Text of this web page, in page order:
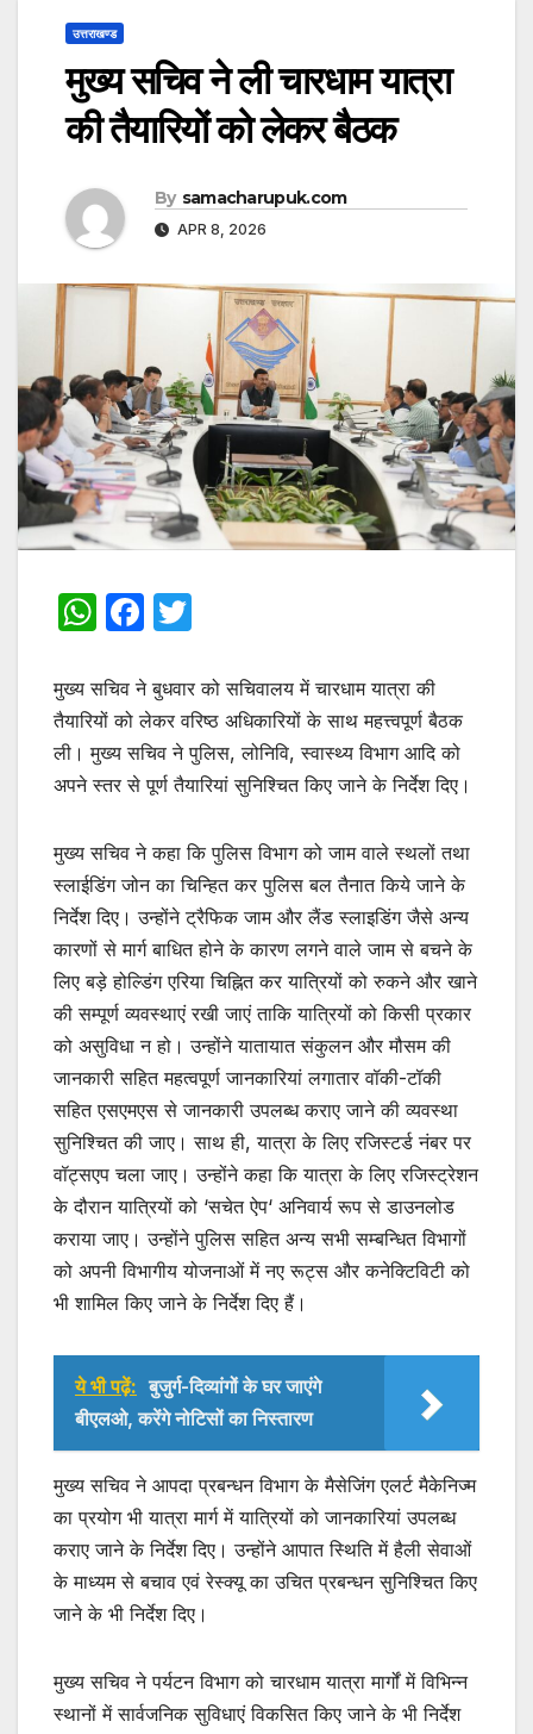
उत्तराखण्ड
मुख्य सचिव ने ली चारधाम यात्रा
की तैयारियों को लेकर बैठक
By samacharupuk.com
APR 8, 2026
W
at
s
A
p
p
F
c
e
b
o
o
k
itt
er
मुख्य सचिव ने बुधवार को सचिवालय में चारधाम यात्रा की
तैयारियों को लेकर वरिष्ठ अधिकारियों के साथ महत्त्वपूर्ण बैठक
ली। मुख्य सचिव ने पुलिस, लोनिवि, स्वास्थ्य विभाग आदि को
अपने स्तर से पूर्ण तैयारियां सुनिश्चित किए जाने के निर्देश दिए।
मुख्य सचिव ने कहा कि पुलिस विभाग को जाम वाले स्थलों तथा
स्लाईडिंग जोन का चिन्हित कर पुलिस बल तैनात किये जाने के
निर्देश दिए। उन्होंने ट्रैफिक जाम और लैंड स्लाइडिंग जैसे अन्य
कारणों से मार्ग बाधित होने के कारण लगने वाले जाम से बचने के
लिए बड़े होल्डिंग एरिया चिह्नित कर यात्रियों को रुकने और खाने
की सम्पूर्ण व्यवस्थाएं रखी जाएं ताकि यात्रियों को किसी प्रकार
को असुविधा न हो। उन्होंने यातायात संकुलन और मौसम की
जानकारी सहित महत्वपूर्ण जानकारियां लगातार वॉकी-टॉकी
सहित एसएमएस से जानकारी उपलब्ध कराए जाने की व्यवस्था
सुनिश्चित की जाए। साथ ही, यात्रा के लिए रजिस्टर्ड नंबर पर
वॉट्सएप चला जाए। उन्होंने कहा कि यात्रा के लिए रजिस्ट्रेशन
के दौरान यात्रियों को ‘सचेत ऐप‘ अनिवार्य रूप से डाउनलोड
कराया जाए। उन्होंने पुलिस सहित अन्य सभी सम्बन्धित विभागों
को अपनी विभागीय योजनाओं में नए रूट्स और कनेक्टिविटी को
भी शामिल किए जाने के निर्देश दिए हैं।
ये भी पढ़ें: बुजुर्ग-दिव्यांगों के घर जाएंगे
बीएलओ, करेंगे नोटिसों का निस्तारण
मुख्य सचिव ने आपदा प्रबन्धन विभाग के मैसेजिंग एलर्ट मैकेनिज्म
का प्रयोग भी यात्रा मार्ग में यात्रियों को जानकारियां उपलब्ध
कराए जाने के निर्देश दिए। उन्होंने आपात स्थिति में हैली सेवाओं
के माध्यम से बचाव एवं रेस्क्यू का उचित प्रबन्धन सुनिश्चित किए
जाने के भी निर्देश दिए।
मुख्य सचिव ने पर्यटन विभाग को चारधाम यात्रा मार्गों में विभिन्न
स्थानों में सार्वजनिक सुविधाएं विकसित किए जाने के भी निर्देश